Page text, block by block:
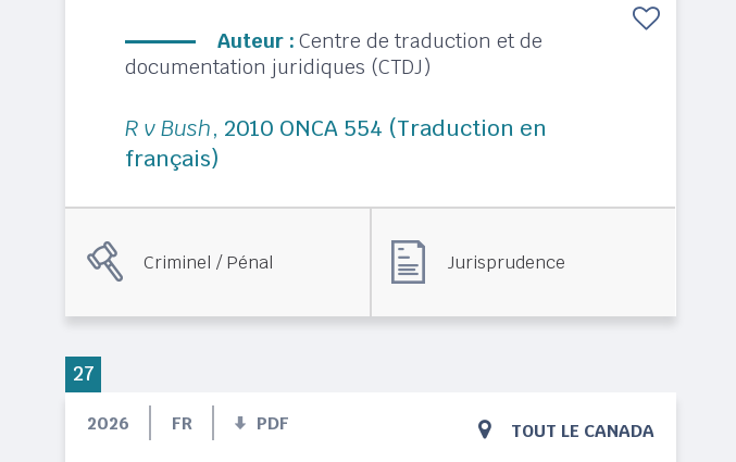
Auteur : Centre de traduction et de
documentation juridiques (CTDJ)
R v Bush, 2010 ONCA 554 (Traduction en
français)
Criminel / Pénal Jurisprudence
2026 FR PDF TOUT LE CANADA
27